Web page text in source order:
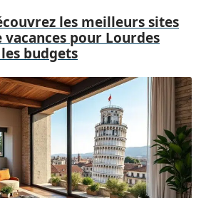
les meilleurs sites
pour Lourdes
budgets